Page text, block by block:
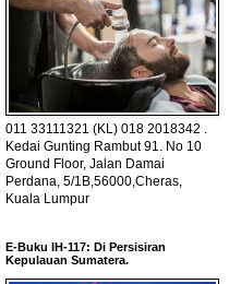
011 33111321 (KL) 018 2018342 .
Kedai Gunting Rambut 91. No 10
Ground Floor, Jalan Damai
Perdana, 5/1B,56000,Cheras,
Kuala Lumpur
E-Buku IH-117: Di Persisiran
Kepulauan Sumatera.